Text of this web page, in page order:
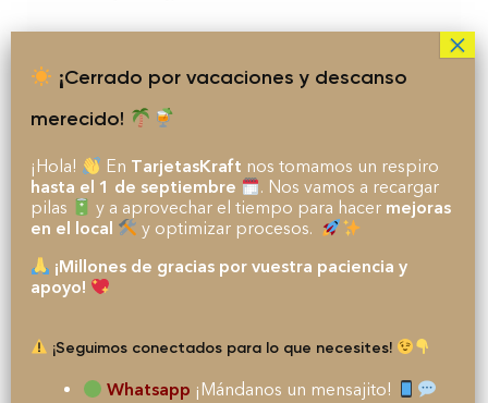
CONTACTO
Email:info@tarjetaskraft.com
¡Cerrado por vacaciones y descanso
merecido!
¡Hola! En TarjetasKraft nos tomamos un respiro
hasta el 1 de septiembre
. Nos vamos a recargar
pilas
y a aprovechar el tiempo para hacer mejoras
en el local
y optimizar procesos.
¡Millones de gracias por vuestra paciencia y
apoyo!
¡Seguimos conectados para lo que necesites!
Whatsapp ¡Mándanos un mensajito!